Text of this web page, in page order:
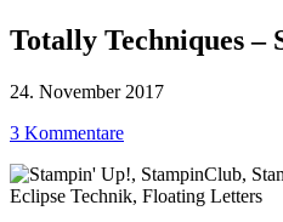
Totally Techniques –
24. November 2017
3 Kommentare